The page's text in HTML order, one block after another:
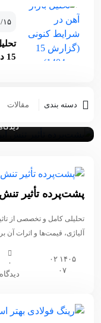
15 دی 1404)
دسته بندی مقالات
پشت‌پرده
بازار فولاد
تحلیلی کامل و تخصصی
تقاضای فولاد آلیاژی،
پشت‌پرده تأثیر تنش
تحلیلی کامل و تخصصی از
آلیاژی، قیمت‌ها و اثرات آن
۱۴۰۵ ۰۲
۰۷
۰
دیدگاه